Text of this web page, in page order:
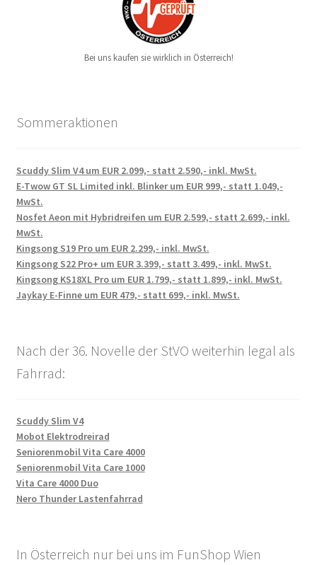
Bei uns kaufen sie wirklich in Österreich!
Sommeraktionen
Scuddy Slim V4 um EUR 2.099,- statt 2.590,- inkl. MwSt.
E-Twow GT SL Limited inkl. Blinker um EUR 999,- statt 1.049,-
MwSt.
Nosfet Aeon mit Hybridreifen um EUR 2.599,- statt 2.699,- inkl.
MwSt.
Kingsong S19 Pro um EUR 2.299,- inkl. MwSt.
Kingsong S22 Pro+ um EUR 3.399,- statt 3.499,- inkl. MwSt.
Kingsong KS18XL Pro um EUR 1.799,- statt 1.899,- inkl. MwSt.
Jaykay E-Finne um EUR 479,- statt 699,- inkl. MwSt.
Nach der 36. Novelle der StVO weiterhin legal als
Fahrrad:
Scuddy Slim V4
Mobot Elektrodreirad
Seniorenmobil Vita Care 4000
Seniorenmobil Vita Care 1000
Vita Care 4000 Duo
Nero Thunder Lastenfahrrad
In Österreich nur bei uns im FunShop Wien